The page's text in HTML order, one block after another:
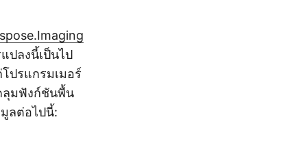
ปลงนี้เป็นไป
ปรแกรมเมอร์
ลุมฟังก์ชันพื้น
ลต่อไปนี้: